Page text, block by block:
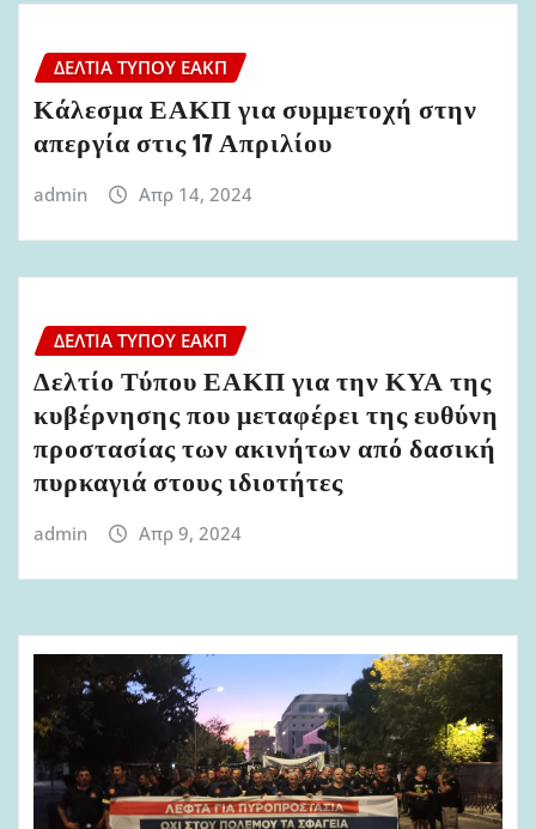
ΔΕΛΤΊΑ ΤΎΠΟΥ ΕΑΚΠ
Κάλεσμα ΕΑΚΠ για συμμετοχή στην
απεργία στις 17 Απριλίου
admin Απρ 14, 2024
ΔΕΛΤΊΑ ΤΎΠΟΥ ΕΑΚΠ
Δελτίο Τύπου ΕΑΚΠ για την ΚΥΑ της
κυβέρνησης που μεταφέρει της ευθύνη
προστασίας των ακινήτων από δασική
πυρκαγιά στους ιδιοτήτες
admin Απρ 9, 2024